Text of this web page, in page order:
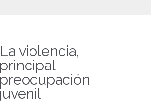
La violencia,
principal
preocupación
juvenil